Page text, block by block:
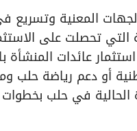
المعنية وتسريع
تحصلت على
عائدات
أو دعم رياضة حلب
الحالية في حلب